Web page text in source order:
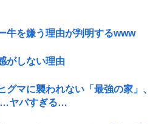
牛を嫌う理由が判明するwww
がしない理由
グマに襲われない「最強の家」、
…ヤバすぎる…